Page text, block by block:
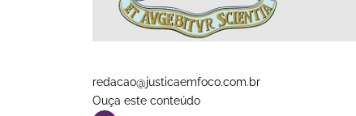
redacao@justicaemfoco.com.br
Ouça este conteúdo